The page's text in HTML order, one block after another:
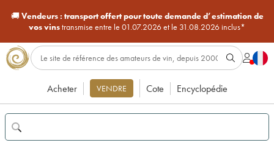
🚚Vendeurs : transport offert pour toute demande d’estimation de
vos vinstransmise entre le 01.07.2026 et le 31.08.2026 inclus*
Acheter VENDRE Cote Encyclopédie